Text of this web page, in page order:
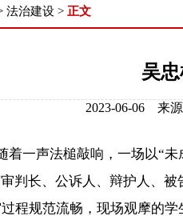
法治建设 > 正文
吴
2023-06-06 来
一声法槌敲响，一场以“未
判长、公诉人、辩护人、
程规范流畅，现场观摩的